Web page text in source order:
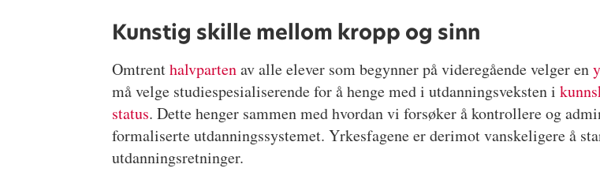
Kunstig skille mellom kropp og sinn
Omtrenthalvpartenav alle elever som begynner på videregående velger en
må velge studiespesialiserende for å henge med i utdanningsveksten i
status. Dette henger sammen med hvordan vi forsøker å kontrollere og
formaliserte utdanningssystemet. Yrkesfagene er derimot vanskeligere å
utdanningsretninger.